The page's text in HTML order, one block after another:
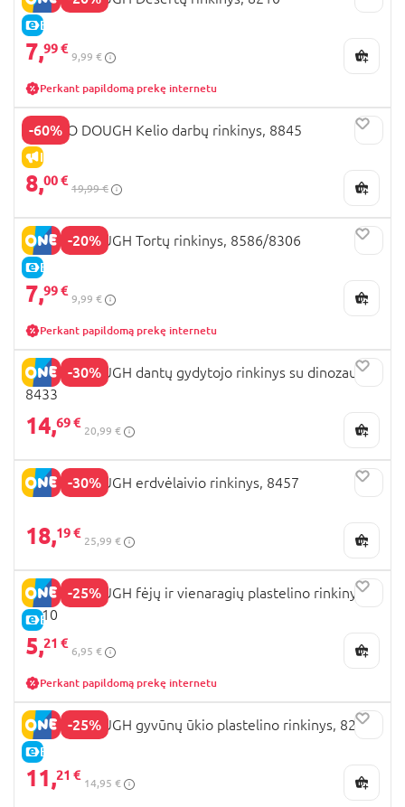
E-KAINA
7,99 €
9,99 €
Perkant papildomą prekę internetu
-60%
IŠPARDAVIMAS
PLAYGO DOUGH Kelio darbų rinkinys, 8845
8,00 €
19,99 €
-20%
E-KAINA
PLAYGO DOUGH Tortų rinkinys, 8586/8306
7,99 €
9,99 €
Perkant papildomą prekę internetu
-30%
PLAYGO DOUGH dantų gydytojo rinkinys su dinozauru,
8433
14,69 €
20,99 €
-30%
PLAYGO DOUGH erdvėlaivio rinkinys, 8457
18,19 €
25,99 €
-25%
E-KAINA
PLAYGO DOUGH fėjų ir vienaragių plastelino rinkinys,
8110
5,21 €
6,95 €
Perkant papildomą prekę internetu
-25%
E-KAINA
PLAYGO DOUGH gyvūnų ūkio plastelino rinkinys, 8202
11,21 €
14,95 €